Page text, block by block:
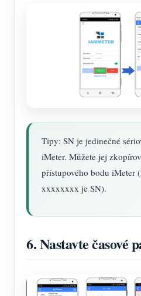
Tipy: SN je jedinečné
iMeter. Můžete jej
přístupového bodu
xxxxxxxx je SN).
6. Nastavte časové